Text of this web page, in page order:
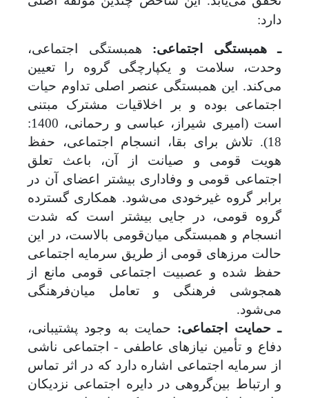
دارد:
ـ همبستگی اجتماعی:
همبستگی اجتماعی،
وحدت، سلامت و یکپارچگی گروه را تعیین
می‌کند. این همبستگی عنصر اصلی تداوم حیات
اجتماعی بوده و بر اخلاقیات مشترک مبتنی
است (امیری شیراز، عباسی و رحمانی، 1400:
18). تلاش برای بقا، انسجام اجتماعی، حفظ
هویت قومی و صیانت از آن، باعث تعلق
اجتماعی قومی و وفاداری بیشتر اعضای آن در
برابر گروه غیرخودی می‌شود. همکاری گسترده
گروه قومی، در جایی بیشتر است که شدت
انسجام و همبستگی میان‌قومی بالاست، در این
حالت مرزهای قومی از طریق سرمایه اجتماعی
حفظ ‌شده و عصبیت اجتماعی قومی مانع از
همجوشی فرهنگی و تعامل میان‌فرهنگی
می‌‌شود.
ـ حمایت اجتماعی: حمایت به وجود پشتیبانی،
دفاع و تأمین نیازهای عاطفی - اجتماعی ناشی
از سرمایه اجتماعی اشاره دارد که در اثر تماس
و ارتباط بین‌گروهی در دایره اجتماعی نزدیکان